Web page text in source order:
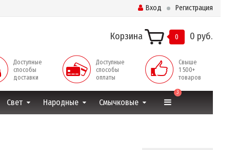
Вход Регистрация
Корзина 0 0 руб.
Доступные
способы
доставки
Доступные
способы
оплаты
Свыше
1 500+
товаров
Свет Народные Смычковые
3